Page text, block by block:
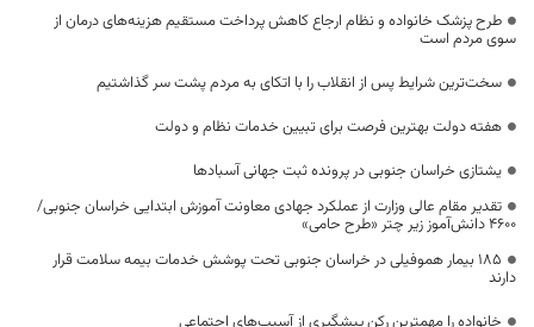
طرح پزشک خانواده و نظام ارجاع کاهش پرداخت مستقیم هزینه‌های درمان از
سوی مردم است
سخت‌ترین شرایط پس از انقلاب را با اتکای به مردم پشت سر گذاشتیم
هفته دولت بهترین فرصت برای تبیین خدمات نظام و دولت
یشتازی خراسان جنوبی در پرونده ثبت جهانی آسبادها
تقدیر مقام عالی وزارت از عملکرد جهادی معاونت آموزش ابتدایی خراسان جنوبی/
۴۶۰۰ دانش‌آموز زیر چتر «طرح حامی»
۱۸۵ بیمار هموفیلی در خراسان جنوبی تحت پوشش خدمات بیمه سلامت قرار
دارند